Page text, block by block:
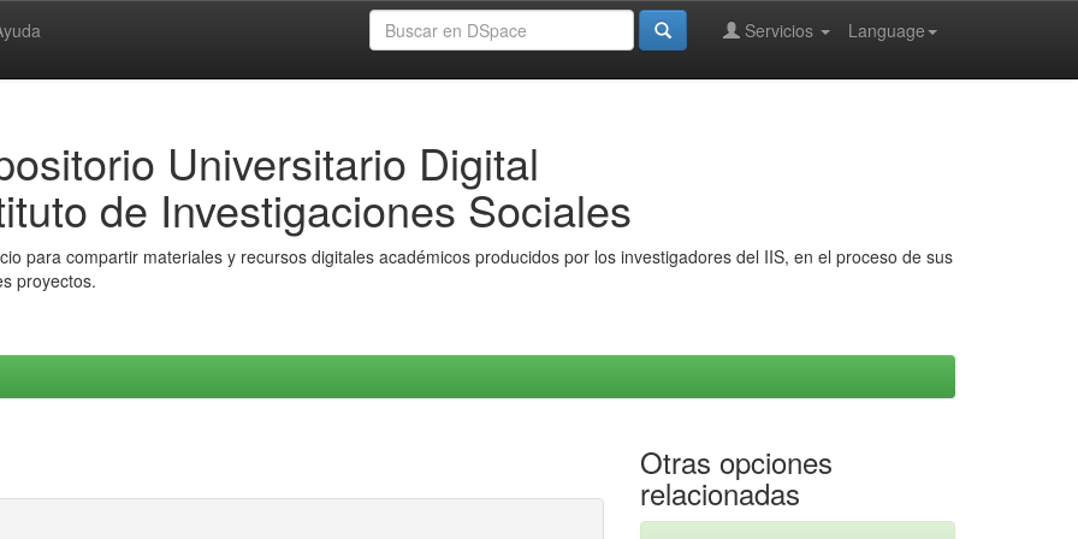
Language
Servicios
Universitario Digital
de Investigaciones Sociales
para compartir materiales y recursos digitales académicos producidos por los investigadores del IIS, en el proceso de sus
proyectos.
Otras opciones
relacionadas